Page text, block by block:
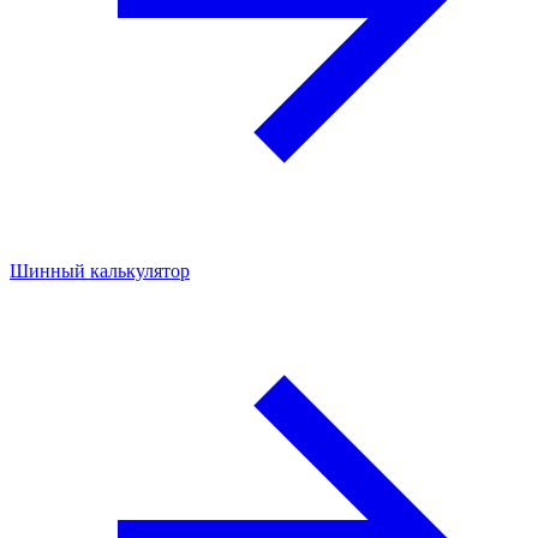
Шинный калькулятор